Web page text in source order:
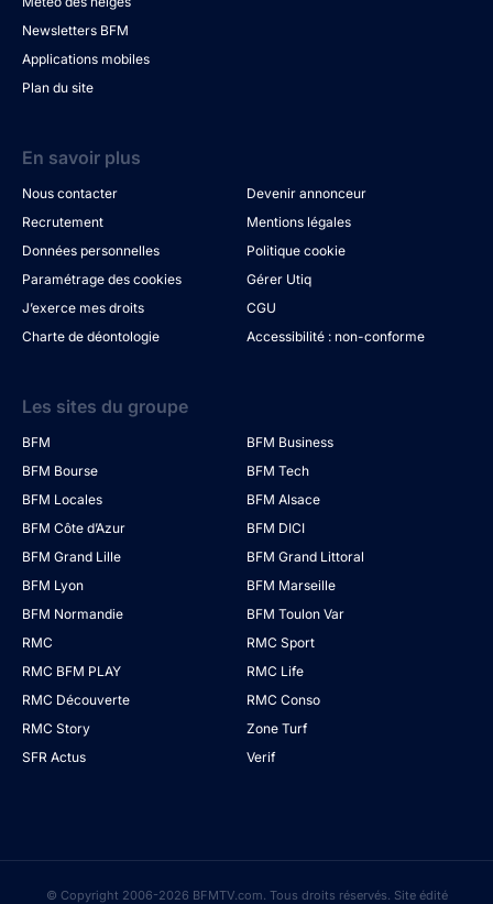
Newsletters BFM
Applications mobiles
Plan du site
En savoir plus
Nous contacter
Devenir annonceur
Recrutement
Mentions légales
Données personnelles
Politique cookie
Paramétrage des cookies
Gérer Utiq
J’exerce mes droits
CGU
Charte de déontologie
Accessibilité : non-conforme
Les sites du groupe
BFM
BFM Business
BFM Bourse
BFM Tech
BFM Locales
BFM Alsace
BFM Côte d’Azur
BFM DICI
BFM Grand Lille
BFM Grand Littoral
BFM Lyon
BFM Marseille
BFM Normandie
BFM Toulon Var
RMC
RMC Sport
RMC BFM PLAY
RMC Life
RMC Découverte
RMC Conso
RMC Story
Zone Turf
SFR Actus
Verif
© Copyright 2006-2026 BFMTV.com. Tous droits réservés. Site édité